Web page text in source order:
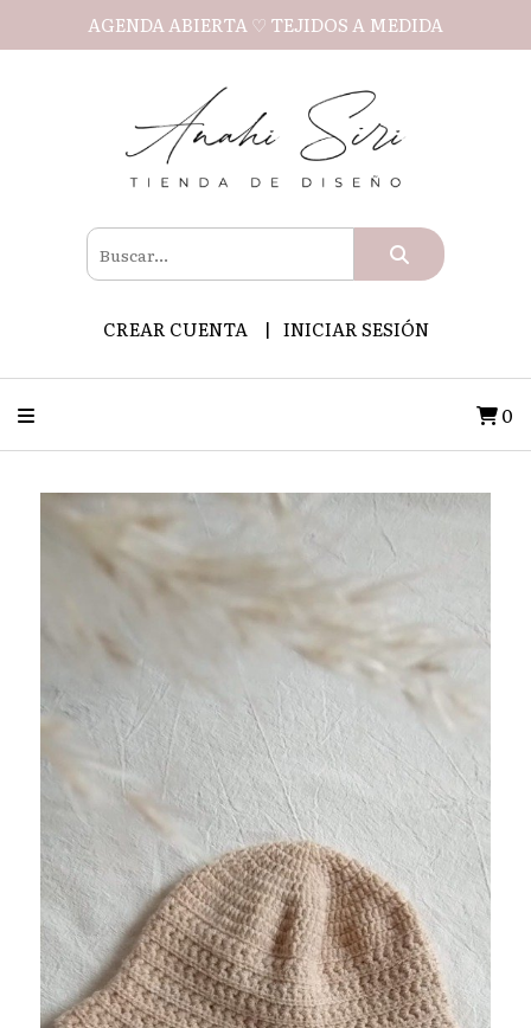
AGENDA ABIERTA ♡ TEJIDOS A MEDIDA
CREAR CUENTA INICIAR SESIÓN
0